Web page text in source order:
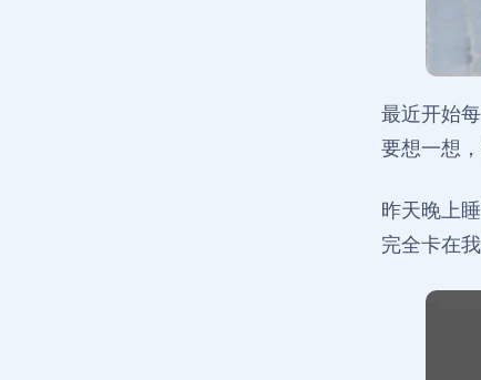
最近开始
要想一想
昨天晚上
完全卡在